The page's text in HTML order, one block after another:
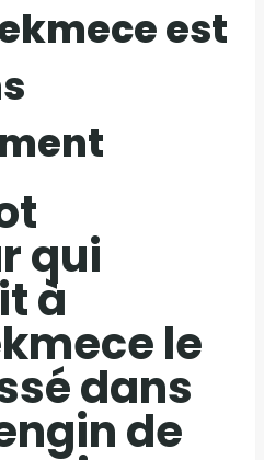
est
qui
à
le
dans
de